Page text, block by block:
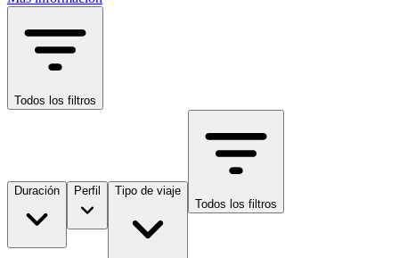
Todos los filtros
Duración Perfil
Tipo de viaje
Todos los filtros